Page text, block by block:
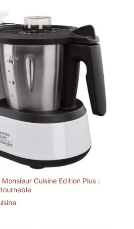
cette machine à granita est
parfaite pour la maison, les
fêtes ou le bureau. Compacte
(39,8 × 19 × 40,7 cm), elle
s’intègre partout. Elle permet de
préparer jusqu’à 8 verres de
boissons glacées ou 12 cornets
de glace grâce à cette machine
à glace et sorbetière
polyvalente. Une excellente
machine a slush pour toutes les
occasions. 【Conservation du
froid 24h】De jour comme de
nuit, que ce soit pour une soirée
cinéma chaleureuse, une fête
dans le jardin ou une longue
de garder vos boissons
parfaitement glacées et fraîches
jusqu’à 24 heures. Grâce à ses
comme une véritable machine
de 30 jours et une assistance
un achat sûr, fiable et sans souci.
Cuisine Edition Plus :